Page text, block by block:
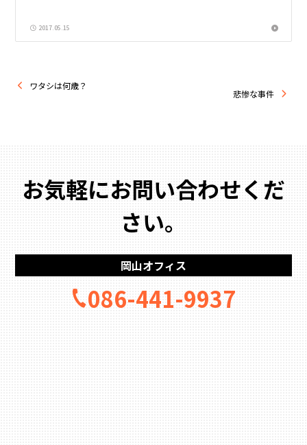
2017.05.15
ワタシは何歳？
悲惨な事件
お気軽にお問い合わせくだ
さい。
岡山オフィス
086-441-9937